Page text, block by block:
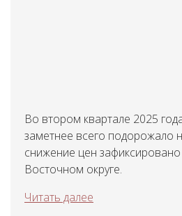
Во втором квартале 2025
заметнее всего подорожало
снижение цен
Восточном округе.
Читать далее